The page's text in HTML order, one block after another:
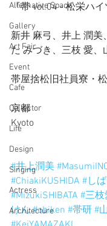
Alternative Space
Gallery
Art Fair
Event
Cafe
Collector
Life
Design
Singing
Actress
Architecture
『帯 vol.04 - 松栄ハイ
新井 麻弓、井上 潤美
た みづき、三枝 愛、
帯屋捨松旧社員寮・
京都
Kyoto
#井上潤美
#ChiakiKUSHIDA #し
#MizukiSHIBATA #三枝
けん #obiken #帯研 #